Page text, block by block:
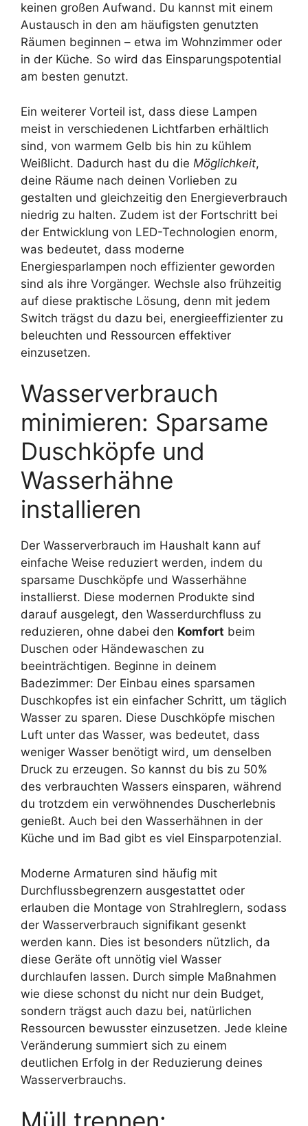
keinen großen Aufwand. Du kannst mit einem
Austausch in den am häufigsten genutzten
Räumen beginnen – etwa im Wohnzimmer oder
in der Küche. So wird das Einsparungspotential
am besten genutzt.
Ein weiterer Vorteil ist, dass diese Lampen
meist in verschiedenen Lichtfarben erhältlich
sind, von warmem Gelb bis hin zu kühlem
Weißlicht. Dadurch hast du die Möglichkeit,
deine Räume nach deinen Vorlieben zu
gestalten und gleichzeitig den Energieverbrauch
niedrig zu halten. Zudem ist der Fortschritt bei
der Entwicklung von LED-Technologien enorm,
was bedeutet, dass moderne
Energiesparlampen noch effizienter geworden
sind als ihre Vorgänger. Wechsle also frühzeitig
auf diese praktische Lösung, denn mit jedem
Switch trägst du dazu bei, energieeffizienter zu
beleuchten und Ressourcen effektiver
einzusetzen.
Wasserverbrauch
minimieren: Sparsame
Duschköpfe und
Wasserhähne
installieren
Der Wasserverbrauch im Haushalt kann auf
einfache Weise reduziert werden, indem du
sparsame Duschköpfe und Wasserhähne
installierst. Diese modernen Produkte sind
darauf ausgelegt, den Wasserdurchfluss zu
reduzieren, ohne dabei den Komfort beim
Duschen oder Händewaschen zu
beeinträchtigen. Beginne in deinem
Badezimmer: Der Einbau eines sparsamen
Duschkopfes ist ein einfacher Schritt, um täglich
Wasser zu sparen. Diese Duschköpfe mischen
Luft unter das Wasser, was bedeutet, dass
weniger Wasser benötigt wird, um denselben
Druck zu erzeugen. So kannst du bis zu 50%
des verbrauchten Wassers einsparen, während
du trotzdem ein verwöhnendes Duscherlebnis
genießt. Auch bei den Wasserhähnen in der
Küche und im Bad gibt es viel Einsparpotenzial.
Moderne Armaturen sind häufig mit
Durchflussbegrenzern ausgestattet oder
erlauben die Montage von Strahlreglern, sodass
der Wasserverbrauch signifikant gesenkt
werden kann. Dies ist besonders nützlich, da
diese Geräte oft unnötig viel Wasser
durchlaufen lassen. Durch simple Maßnahmen
wie diese schonst du nicht nur dein Budget,
sondern trägst auch dazu bei, natürlichen
Ressourcen bewusster einzusetzen. Jede kleine
Veränderung summiert sich zu einem
deutlichen Erfolg in der Reduzierung deines
Wasserverbrauchs.